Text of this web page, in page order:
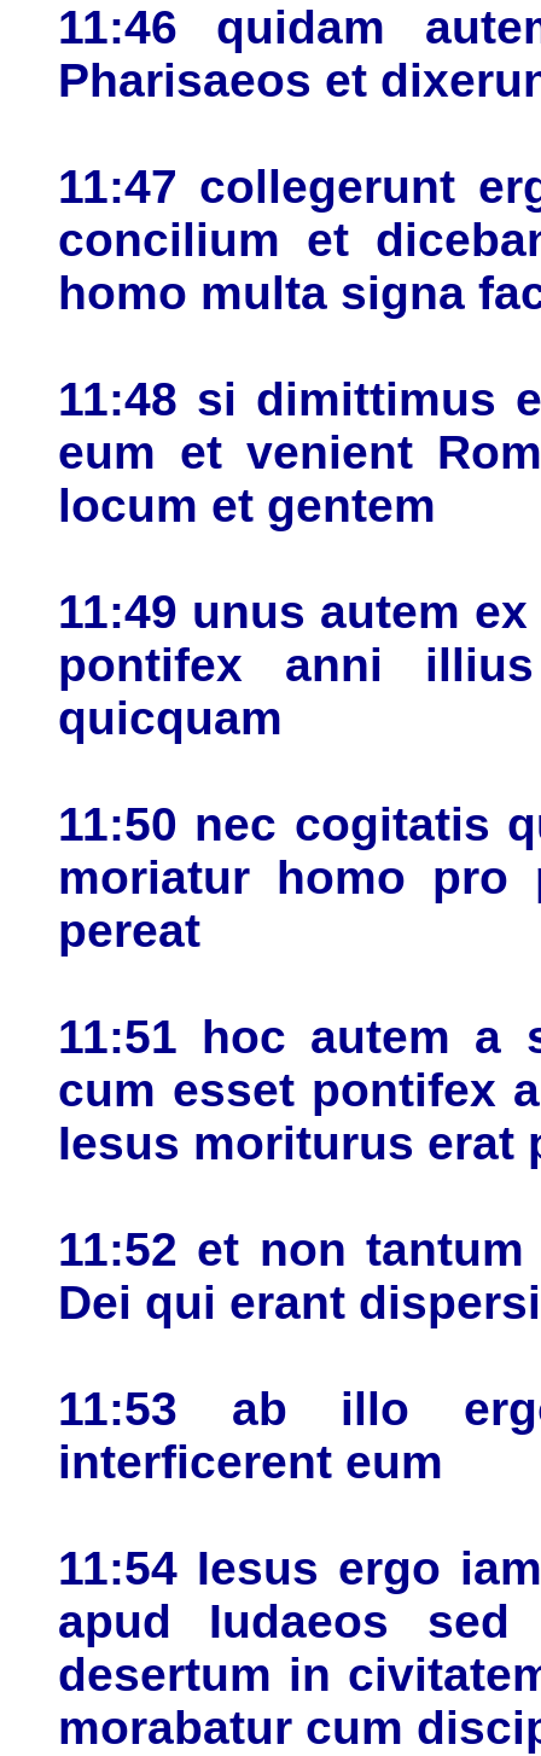
11:46 quidam
Pharisaeos et
11:47 collegerunt
concilium et
homo multa signa
11:48 si dimittimus
eum et venient
locum et gentem
11:49 unus autem
pontifex anni
quicquam
11:50 nec cogitatis
moriatur homo
pereat
11:51 hoc autem a
cum esset pontifex
Iesus moriturus erat
11:52 et non
Dei qui erant
11:53 ab illo
interficerent eum
11:54 Iesus ergo
apud Iudaeos
desertum in
morabatur cum